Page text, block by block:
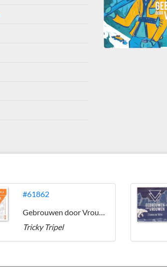
#61862
Gebrouwen door Vrouwen
Tricky Tripel